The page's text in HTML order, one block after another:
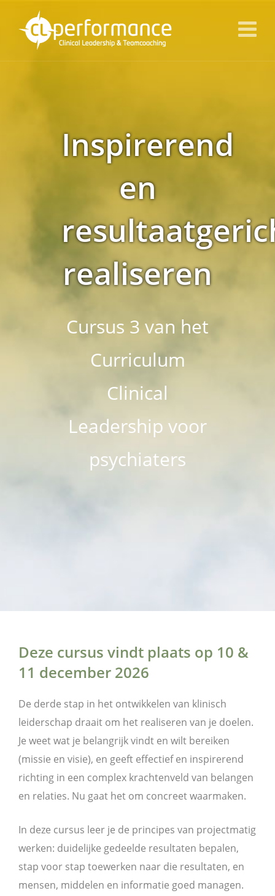
Inspirerend
en
realiseren
Cursus 3 van het
Curriculum
Clinical
Leadership voor
psychiaters
Deze cursus vindt plaats op 10 &
11 december 2026
De derde stap in het ontwikkelen van klinisch
leiderschap draait om het realiseren van je doelen.
Je weet wat je belangrijk vindt en wilt bereiken
(missie en visie), en geeft effectief en inspirerend
richting in een complex krachtenveld van belangen
en relaties. Nu gaat het om concreet waarmaken.
In deze cursus leer je de principes van projectmatig
werken: duidelijke gedeelde resultaten bepalen,
stap voor stap toewerken naar die resultaten, en
mensen, middelen en informatie goed managen.